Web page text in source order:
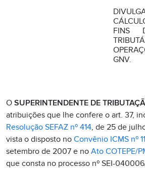
FINS
GNV.
O SUPERINTENDENTE DE
atribuições que lhe confere o art. 37,
Resolução SEFAZ nº 414, de 25 de
vista o disposto no Convênio ICMS nº
setembro de 2007 e no Ato COTEPE/
que consta no processo nº SEI-